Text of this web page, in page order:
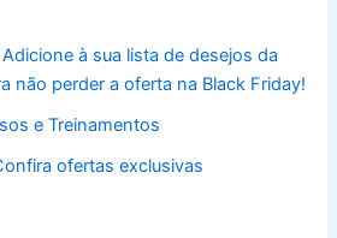
Adicione à sua lista de desejos da
não perder a oferta na Black Friday!
e Treinamentos
ofertas exclusivas